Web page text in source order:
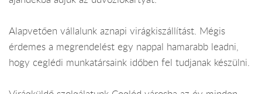
Alapvetően vállalunk aznapi virágkiszállítást. Mégis
érdemes a megrendelést egy nappal hamarabb leadni,
hogy ceglédi munkatársaink időben fel tudjanak készülni.